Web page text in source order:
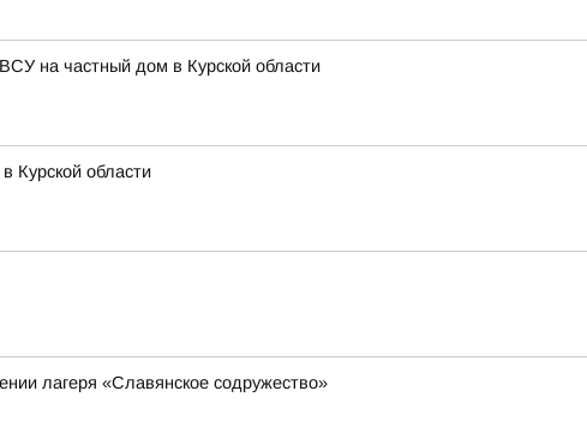
на частный дом в Курской области
Курской области
лагеря «Славянское содружество»